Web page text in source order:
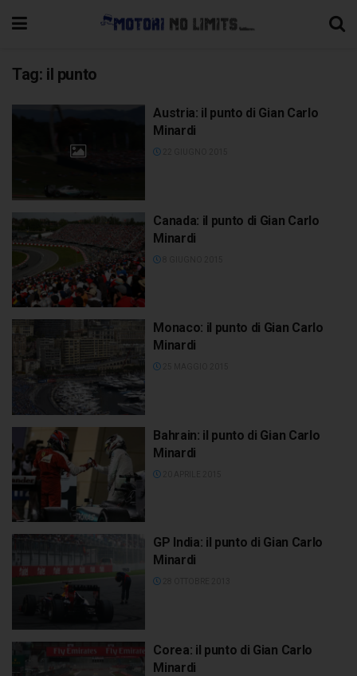
Tag: il punto
Austria: il punto di Gian Carlo
Minardi
Canada: il punto di Gian Carlo
Minardi
Monaco: il punto di Gian Carlo
Minardi
Bahrain: il punto di Gian Carlo
Minardi
GP India: il punto di Gian Carlo
Minardi
Corea: il punto di Gian Carlo
Minardi